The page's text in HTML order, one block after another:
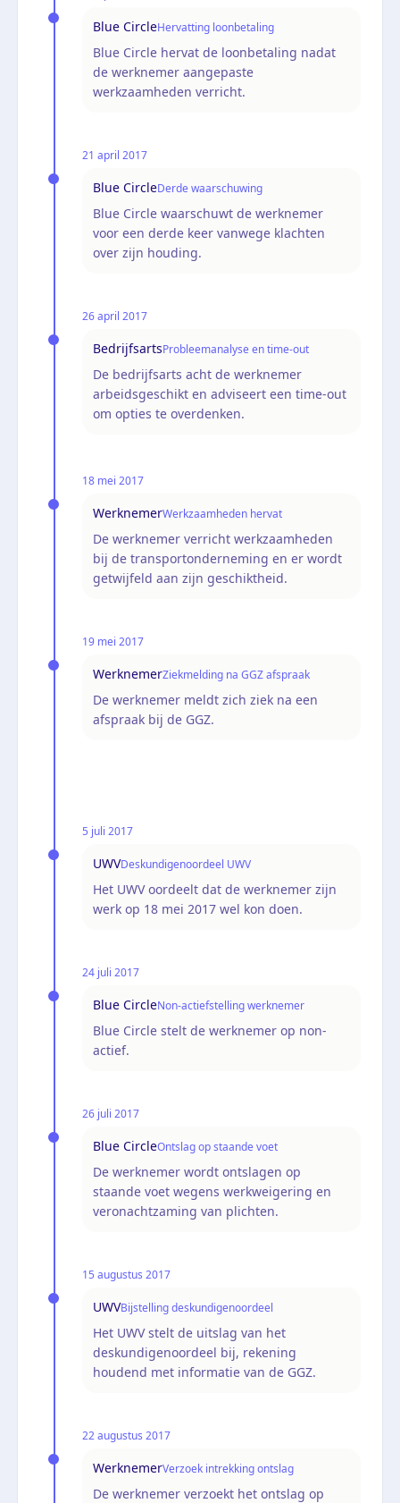
Blue CircleHervatting loonbetaling
Blue Circle hervat de loonbetaling nadat
de werknemer aangepaste
werkzaamheden verricht.
21 april 2017
Blue CircleDerde waarschuwing
Blue Circle waarschuwt de werknemer
voor een derde keer vanwege klachten
over zijn houding.
26 april 2017
BedrijfsartsProbleemanalyse en time-out
De bedrijfsarts acht de werknemer
arbeidsgeschikt en adviseert een time-out
om opties te overdenken.
18 mei 2017
WerknemerWerkzaamheden hervat
De werknemer verricht werkzaamheden
bij de transportonderneming en er wordt
getwijfeld aan zijn geschiktheid.
19 mei 2017
WerknemerZiekmelding na GGZ afspraak
De werknemer meldt zich ziek na een
afspraak bij de GGZ.
5 juli 2017
UWVDeskundigenoordeel UWV
Het UWV oordeelt dat de werknemer zijn
werk op 18 mei 2017 wel kon doen.
24 juli 2017
Blue CircleNon-actiefstelling werknemer
Blue Circle stelt de werknemer op non-
actief.
26 juli 2017
Blue CircleOntslag op staande voet
De werknemer wordt ontslagen op
staande voet wegens werkweigering en
veronachtzaming van plichten.
15 augustus 2017
UWVBijstelling deskundigenoordeel
Het UWV stelt de uitslag van het
deskundigenoordeel bij, rekening
houdend met informatie van de GGZ.
22 augustus 2017
WerknemerVerzoek intrekking ontslag
De werknemer verzoekt het ontslag op